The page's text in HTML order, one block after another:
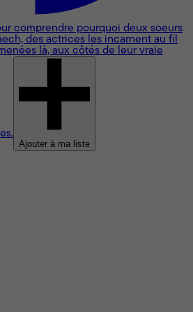
comprendre pourquoi deux soeurs
des actrices les incarnent au fil
là, aux côtés de leur vraie
Ajouter à ma liste